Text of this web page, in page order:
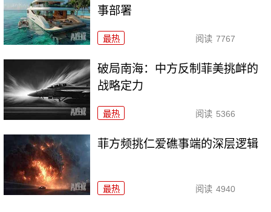
事部署
最热 阅读 7767
破局南海：中方反制菲美挑衅的
战略定力
最热 阅读 5366
菲方频挑仁爱礁事端的深层逻辑
最热 阅读 4940